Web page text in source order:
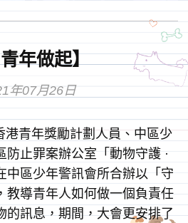
年做起】
年07月26日
港青年獎勵計劃人員、中區少
止罪案辦公室「動物守護 ·
中區少年警訊會所合辦以「守
教導青年人如何做一個負責任
的訊息，期間，大會更安排了